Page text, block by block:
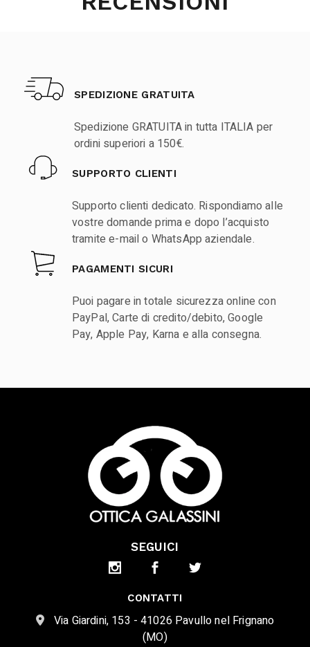
SPEDIZIONE GRATUITA
Spedizione GRATUITA in tutta ITALIA per
ordini superiori a 150€.
SUPPORTO CLIENTI
Supporto clienti dedicato. Rispondiamo alle
vostre domande prima e dopo l’acquisto
tramite e-mail o WhatsApp aziendale.
PAGAMENTI SICURI
Puoi pagare in totale sicurezza online con
PayPal, Carte di credito/debito, Google
Pay, Apple Pay, Karna e alla consegna.
SEGUICI
CONTATTI
Via Giardini, 153 - 41026 Pavullo nel Frignano
(MO)